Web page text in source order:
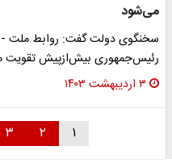
می‌شود
سخنگوی دولت گفت: روابط ملت -
رئیس‌جمهوری بیش‌ازپیش
۳ اردیبهشت ۱۴۰۳
۱ ۲ ۳